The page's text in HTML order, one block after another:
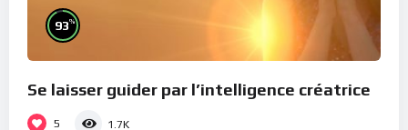
93%
Se laisser guider par l’intelligence créatrice
5 1.7K